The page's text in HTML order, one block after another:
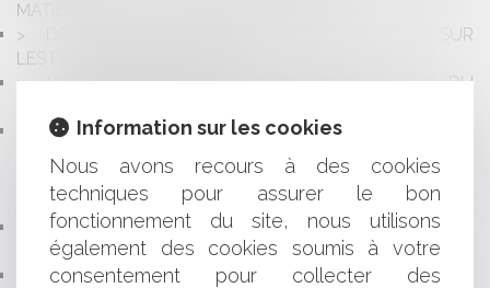
MATIÈRE DE FALSIFICATION DE CHÈQUES
DEUX NOUVELLES MENTIONS OBLIGATOIRES SUR
LES FACTURES EN FRANCE
LES CRÉDITS DE RESTRUCTURATION EXCLUS DU
LE CRÉANCIER QUI IGNORE LA DÉVOLUTION
SUCCESSORALE D'UN DE CES CODÉBITEURS
SOLIDAIRES PEUT INVOQUER LA SUSPENSION DE LA
PRESCRIPTION
PIRATAGE D’UN COMPTE BANCAIRE : LE CLIENT EST-
IL AUTOMATIQUEMENT RESPONSABLE ?
LE CAUTIONNEMENT DISPROPORTIONNÉ
Information sur les cookies
Nous avons recours à des cookies
techniques pour assurer le bon
fonctionnement du site, nous utilisons
également des cookies soumis à votre
consentement pour collecter des